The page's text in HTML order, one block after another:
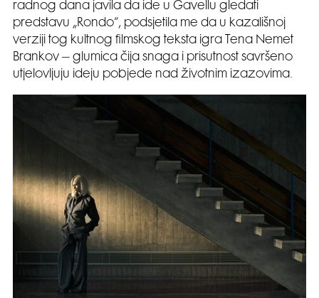
radnog dana javila da ide u Gavellu gledati
predstavu „Rondo“, podsjetila me da u kazališnoj
verziji tog kultnog filmskog teksta igra Tena Nemet
Brankov – glumica čija snaga i prisutnost savršeno
utjelovljuju ideju pobjede nad životnim izazovima.